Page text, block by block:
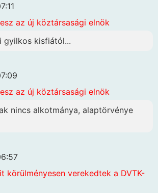
az új köztársasági elnök
gyilkos kisfiától...
az új köztársasági elnök
nincs alkotmánya, alaptörvénye
körülményesen verekedtek a DVTK-